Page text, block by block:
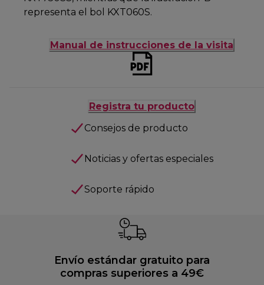
representa el bol KXT060S.
Manual de instrucciones de la visita
Registra tu producto
Consejos de producto
Noticias y ofertas especiales
Soporte rápido
Envío estándar gratuito para
compras superiores a 49€